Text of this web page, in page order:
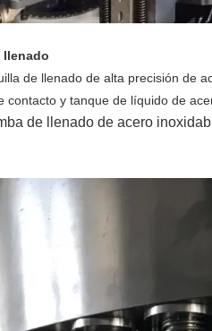
llenado
de llenado de alta precisión de
contacto y tanque de líquido de
de llenado de acero